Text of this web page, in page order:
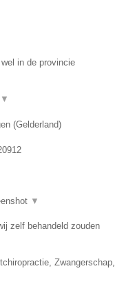
in de provincie
▼
(Gelderland)
▼
zelf behandeld zouden
Zwangerschap,